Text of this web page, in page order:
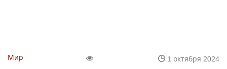
Мир
1 октября 2024